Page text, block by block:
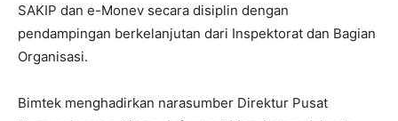
SAKIP dan e-Monev secara disiplin dengan
pendampingan berkelanjutan dari Inspektorat dan Bagian
Organisasi.
Bimtek menghadirkan narasumber Direktur Pusat